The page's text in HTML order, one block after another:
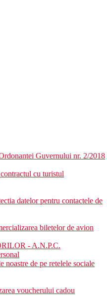
pentru copii.
usi retractabile.
pentru copii
gratuite la piscina
fin
Guvernului nr. 2/2018
cu turistul
datelor pentru contactele de
biletelor de avion
- A.N.P.C.
noastre de pe retelele sociale
voucherului cadou